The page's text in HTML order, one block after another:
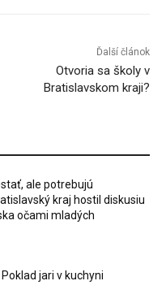
Ďalší článok
Otvoria sa školy v
Bratislavskom kraji?
ale potrebujú
kraj hostil diskusiu
očami mladých
jari v kuchyni